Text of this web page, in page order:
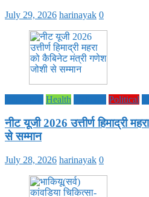
July 29, 2026 harinayak 0
Health Political
नीट यूजी 2026 उत्तीर्ण हिमाद्री
से सम्मान
July 28, 2026 harinayak 0